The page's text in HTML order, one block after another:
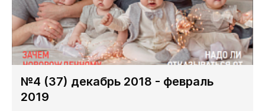
№4 (37) декабрь 2018 - февраль
2019